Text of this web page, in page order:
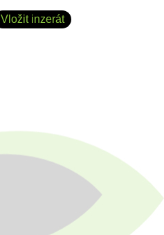
Vložit inzerát